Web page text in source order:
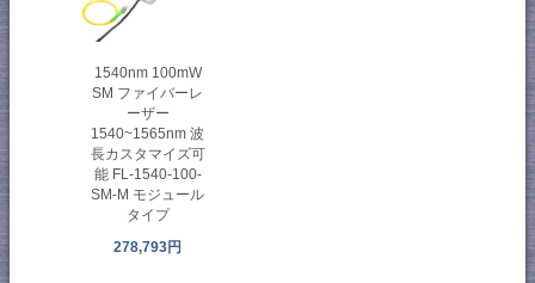
1540nm 100mW
SM ファイバーレ
ーザー
1540~1565nm 波
長カスタマイズ可
能 FL-1540-100-
SM-M モジュール
タイプ
278,793円